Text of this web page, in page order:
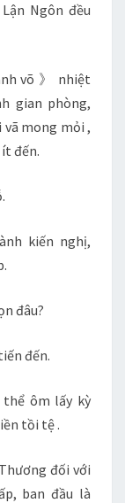
Ngôn đều
võ 》 nhiệt
gian phòng,
mong mỏi ,
đến.
kiến nghị,
đâu?
đến.
thể ôm lấy kỳ
tồi tệ .
đối với
ban đầu là